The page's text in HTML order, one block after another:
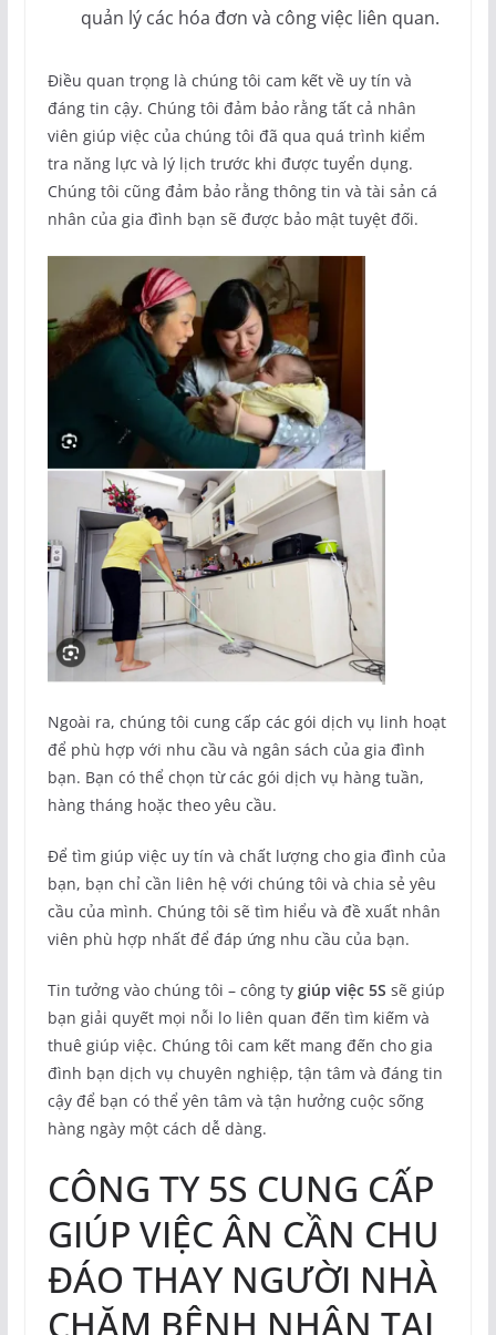
quản lý các hóa đơn và công việc liên quan.
Điều quan trọng là chúng tôi cam kết về uy tín và
đáng tin cậy. Chúng tôi đảm bảo rằng tất cả nhân
viên giúp việc của chúng tôi đã qua quá trình kiểm
tra năng lực và lý lịch trước khi được tuyển dụng.
Chúng tôi cũng đảm bảo rằng thông tin và tài sản cá
nhân của gia đình bạn sẽ được bảo mật tuyệt đối.
Ngoài ra, chúng tôi cung cấp các gói dịch vụ linh hoạt
để phù hợp với nhu cầu và ngân sách của gia đình
bạn. Bạn có thể chọn từ các gói dịch vụ hàng tuần,
hàng tháng hoặc theo yêu cầu.
Để tìm giúp việc uy tín và chất lượng cho gia đình của
bạn, bạn chỉ cần liên hệ với chúng tôi và chia sẻ yêu
cầu của mình. Chúng tôi sẽ tìm hiểu và đề xuất nhân
viên phù hợp nhất để đáp ứng nhu cầu của bạn.
Tin tưởng vào chúng tôi – công ty giúp việc 5S sẽ giúp
bạn giải quyết mọi nỗi lo liên quan đến tìm kiếm và
thuê giúp việc. Chúng tôi cam kết mang đến cho gia
đình bạn dịch vụ chuyên nghiệp, tận tâm và đáng tin
cậy để bạn có thể yên tâm và tận hưởng cuộc sống
hàng ngày một cách dễ dàng.
CÔNG TY 5S CUNG CẤP
GIÚP VIỆC ÂN CẦN CHU
ĐÁO THAY NGƯỜI NHÀ
CHĂM BỆNH NHÂN TẠI